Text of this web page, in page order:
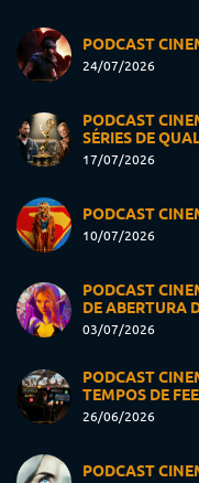
PODCAST
24/07/2026
PODCAST
SÉRIES DE
17/07/2026
PODCAST
10/07/2026
PODCAST
DE ABERTURA
03/07/2026
PODCAST
TEMPOS DE
26/06/2026
PODCAST